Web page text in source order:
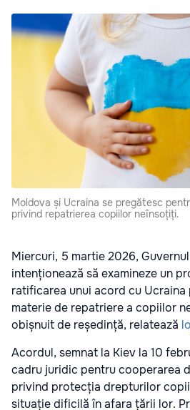
Moldova și Ucraina se pregătesc
privind repatrierea copiilor neînsoțiți.
Miercuri, 5 martie 2026,
intenționează să examineze un
ratificarea unui acord cu
materie de repatriere a copiilor
obișnuit de reședință, relatează
Acordul, semnat la Kiev la 10
cadru juridic pentru cooperarea
privind protecția drepturilor
situație dificilă în afara țării lor.